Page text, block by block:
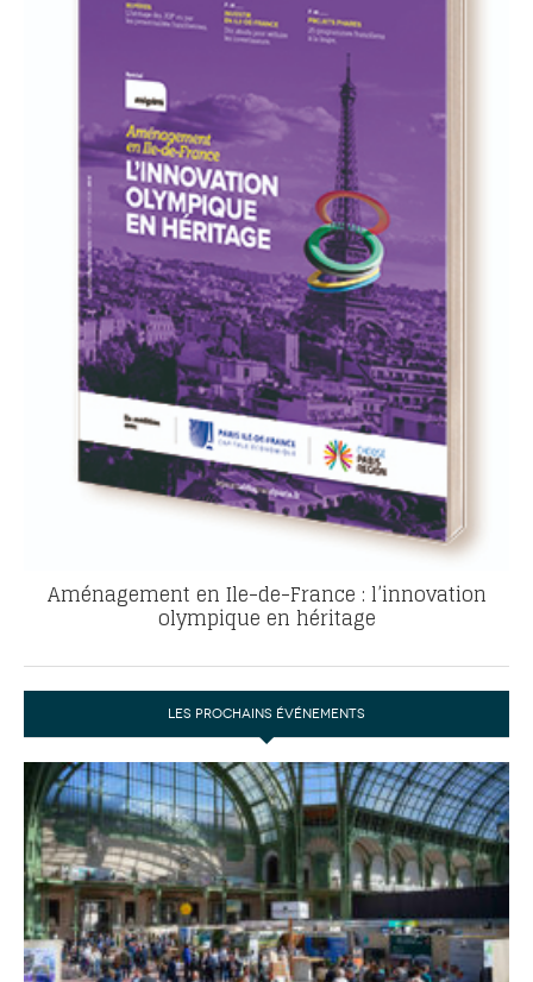
Aménagement en Ile-de-France : l’innovation
olympique en héritage
LES PROCHAINS ÉVÉNEMENTS